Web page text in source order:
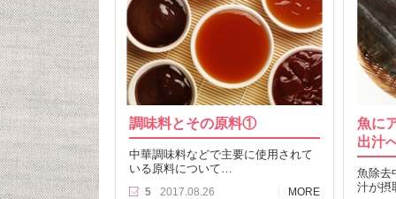
調味料とその原料①
中華調味料などで主要に使用されて
いる原料について…
5 2017.08.26 MORE
魚に
出汁
魚除去
汁が摂